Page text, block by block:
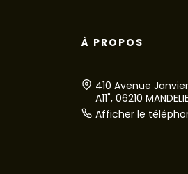
À PROPOS
410 Avenue
A11", 06210
Afficher le